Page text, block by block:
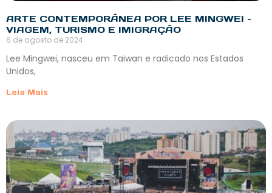
ARTE CONTEMPORÂNEA POR LEE MINGWEI –
VIAGEM, TURISMO E IMIGRAÇÃO
6 de agosto de 2024
Lee Mingwei, nasceu em Taiwan e radicado nos Estados
Unidos,
Leia Mais